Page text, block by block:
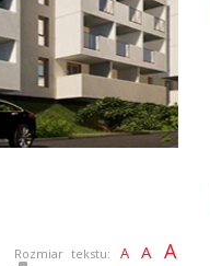
Rozmiar tekstu: A A A